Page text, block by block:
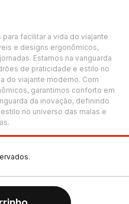
facilitar a vida do viajante
e designs ergonômicos,
Estamos na vanguarda
de praticidade e estilo no
do viajante moderno. Com
garantimos conforto em
da inovação, definindo
no universo das malas e